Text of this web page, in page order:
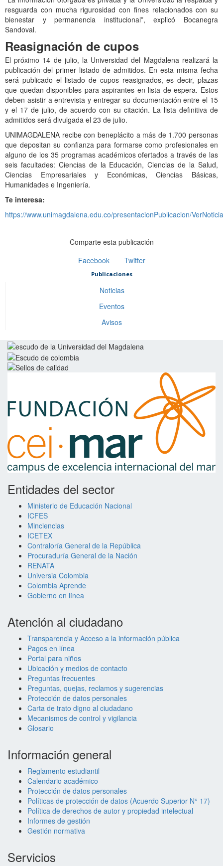
resguarda con mucha rigurosidad con fines relacionados con su
bienestar y permanencia institucional”, explicó Bocanegra
Sandoval.
Reasignación de cupos
El próximo 14 de julio, la Universidad del Magdalena realizará la
publicación del primer listado de admitidos. En esta misma fecha
será publicado el listado de cupos reasignados, es decir, plazas
que quedan disponibles para aspirantes en lista de espera. Estos
deben asistir a entrevista y entregar su documentación entre el 15
y el 17 de julio, de acuerdo con su citación. La lista definitiva de
admitidos será divulgada el 23 de julio.
UNIMAGDALENA recibe con beneplácito a más de 1.700 personas
que depositan su confianza para formarse como profesionales en
alguno de los 35 programas académicos ofertados a través de las
seis facultades: Ciencias de la Educación, Ciencias de la Salud,
Ciencias Empresariales y Económicas, Ciencias Básicas,
Humanidades e Ingeniería.
Te interesa:
https://www.unimagdalena.edu.co/presentacionPublicacion/
Comparte esta publicación
Facebook
Twitter
Publicaciones
Noticias
Eventos
Avisos
Entidades del sector
Ministerio de Educación Nacional
ICFES
Minciencias
ICETEX
Contraloría General de la República
Procuraduría General de la Nación
RENATA
Universia Colombia
Colombia Aprende
Gobierno en línea
Atención al ciudadano
Transparencia y Acceso a la información pública
Pagos en línea
Portal para niños
Ubicación y medios de contacto
Preguntas frecuentes
Preguntas, quejas, reclamos y sugerencias
Protección de datos personales
Carta de trato digno al ciudadano
Mecanismos de control y vigilancia
Glosario
Información general
Reglamento estudiantil
Calendario académico
Protección de datos personales
Políticas de protección de datos (Acuerdo Superior N° 17)
Política de derechos de autor y propiedad intelectual
Informes de gestión
Gestión normativa
Servicios